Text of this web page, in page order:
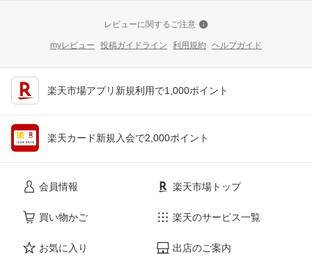
レビューに関するご注意
myレビュー 投稿ガイドライン 利用規約 ヘルプガイド
楽天市場アプリ新規利用で1,000ポイント
楽天カード新規入会で2,000ポイント
会員情報
買い物かご
お気に入り
楽天市場トップ
楽天のサービス一覧
出店のご案内